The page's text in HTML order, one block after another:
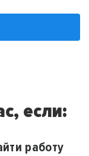
если:
работу